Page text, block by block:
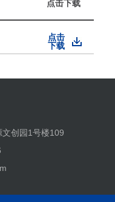
点击下载
点击
下载
文创园1号楼109